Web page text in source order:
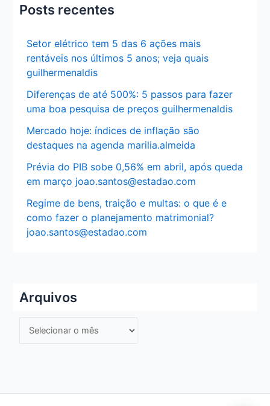
Posts recentes
Setor elétrico tem 5 das 6 ações mais
rentáveis nos últimos 5 anos; veja quais
guilhermenaldis
Diferenças de até 500%: 5 passos para fazer
uma boa pesquisa de preços guilhermenaldis
Mercado hoje: índices de inflação são
destaques na agenda marilia.almeida
Prévia do PIB sobe 0,56% em abril, após queda
em março joao.santos@estadao.com
Regime de bens, traição e multas: o que é e
como fazer o planejamento matrimonial?
joao.santos@estadao.com
Arquivos
i